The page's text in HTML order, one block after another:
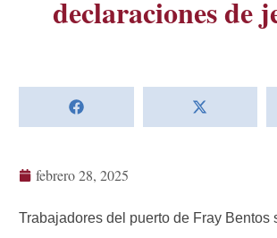
declaraciones de
febrero 28, 2025
Trabajadores del puerto de Fray Bentos